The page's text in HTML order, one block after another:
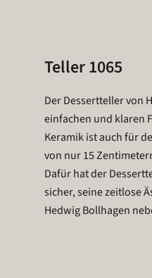
Teller 1065
Der Dessertteller von
einfachen und klaren
Keramik ist auch für
von nur 15
Dafür hat der
sicher, seine zeitlose
Hedwig Bollhagen